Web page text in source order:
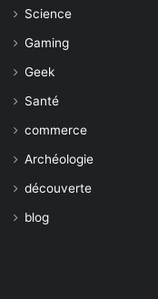
Science
Gaming
Geek
Santé
commerce
Archéologie
découverte
blog